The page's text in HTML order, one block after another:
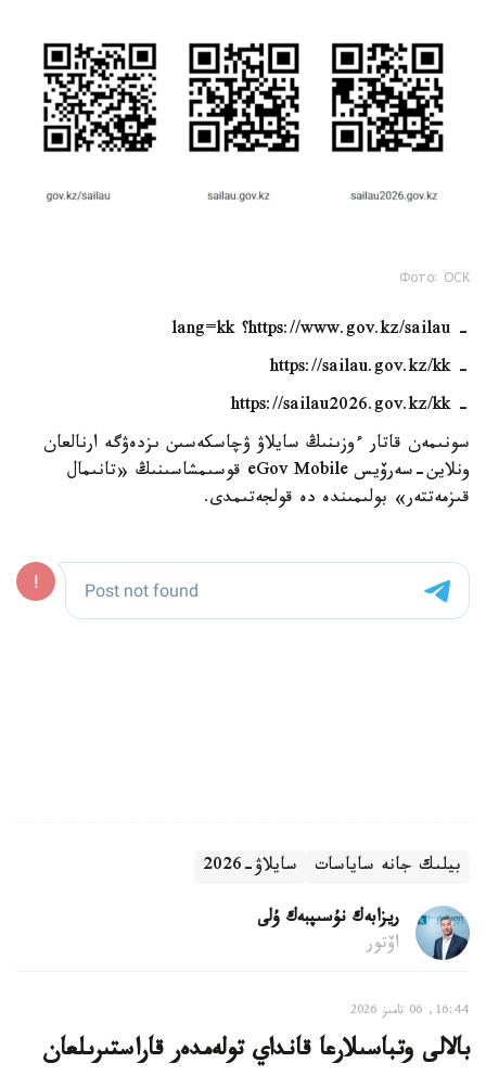
Фото: ОСК
- https://www.gov.kz/sailau؟ lang=kk
- https://sailau.gov.kz/kk
- https://sailau2026.gov.kz/kk
سونىمەن قاتار ءوزىنىڭ سايلاۋ ۋچاسكەسىن ىزدەۋگە ارنالعان
ونلاين-سەرۆيس eGov Mobile قوسىمشاسىنىڭ «تانىمال
قىزمەتتەر» بولىمىندە دە قولجەتىمدى.
بيلىك جانە ساياسات سايلاۋ-2026
ريزابەك نۇسىپبەك ۇلى
اۆتور
16:44, 06 تامىز 2026
بالالى وتباسىلارعا قانداي تولەمدەر قاراستىرىلعان